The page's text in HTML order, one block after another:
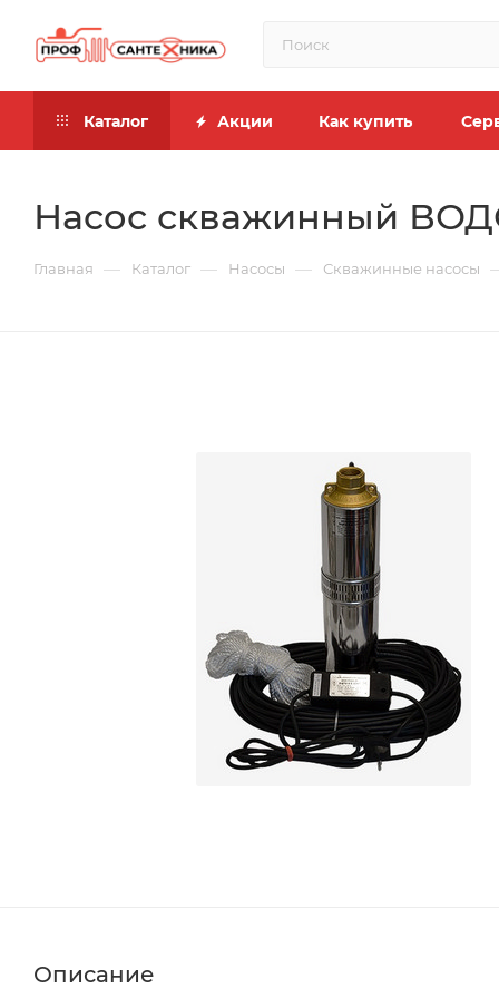
Каталог Акции Как купить
Насос скважинный
Главная — Каталог — Насосы — Скважинные насосы
Описание